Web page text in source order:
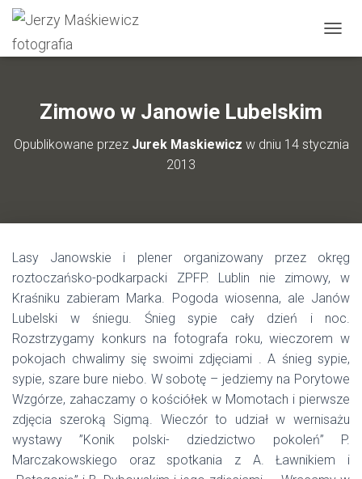
R
Z
G
C
Zimowo w Janowie Lubelskim
Opublikowane przez Jurek Maskiewicz w dniu 14 stycznia
2013
Lasy Janowskie i plener organizowany przez okręg
roztoczańsko-podkarpacki ZPFP. Lublin nie zimowy, w
Kraśniku zabieram Marka. Pogoda wiosenna, ale Janów
Lubelski w śniegu. Śnieg sypie cały dzień i noc.
Rozstrzygamy konkurs na fotografa roku, wieczorem w
pokojach chwalimy się swoimi zdjęciami . A śnieg sypie,
sypie, szare bure niebo. W sobotę – jedziemy na Porytowe
Wzgórze, zahaczamy o kościółek w Momotach i pierwsze
zdjęcia szeroką Sigmą. Wieczór to udział w wernisażu
wystawy ”Konik polski- dziedzictwo pokoleń” P.
Marczakowskiego oraz spotkania z A. Ławnikiem i